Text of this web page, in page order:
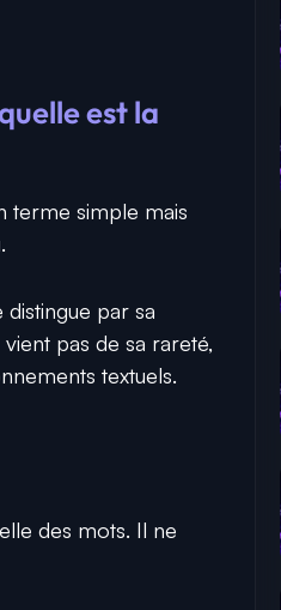
est la
terme simple mais
par sa
pas de sa rareté,
textuels.
des mots. Il ne